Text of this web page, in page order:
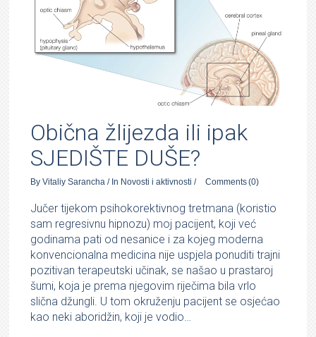
Obična žlijezda ili ipak
SJEDIŠTE DUŠE?
ByVitaliy Sarancha / In Novosti i aktivnosti / Comments(0)
Jučer tijekom psihokorektivnog tretmana (koristio
sam regresivnu hipnozu) moj pacijent, koji već
godinama pati od nesanice i za kojeg moderna
konvencionalna medicina nije uspjela ponuditi trajni
pozitivan terapeutski učinak, se našao u prastaroj
šumi, koja je prema njegovim riječima bila vrlo
slična džungli. U tom okruženju pacijent se osjećao
kao neki aboridžin, koji je vodio…